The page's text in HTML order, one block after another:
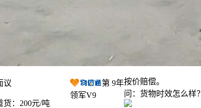
议
货：200元/吨
第 9年
领军V9
按价赔偿。
问：货物时效怎么样？